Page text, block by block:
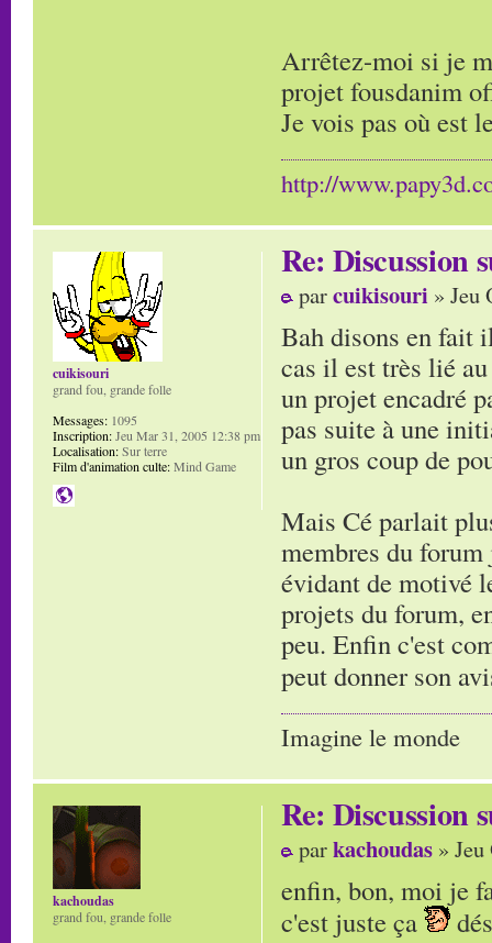
Arrêtez-moi si je
projet fousdanim
Je vois pas où est
http://
Re: Discussion
parcuikisouri » Jeu
Bah disons en fait
cas il est très lié
un projet encadré
pas suite à une
un gros coup de
Mais Cé parlait
membres du
évidant de motivé
projets du forum,
peu. Enfin c'est
peut donner son
Imagine le monde
cuikisouri
grand fou, grande folle
Messages: 1095
Inscription:Jeu Mar 31, 2005 12:38 pm
Localisation:Sur terre
Film d'animation culte:Mind Game
Re: Discussion
parkachoudas »
enfin, bon, moi je
c'est juste ça
kachoudas
grand fou, grande folle